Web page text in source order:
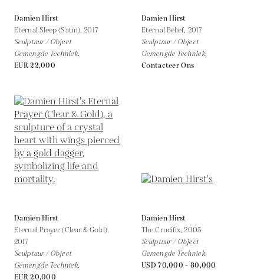
Damien Hirst
Eternal Sleep (Satin),2017
Sculptuur / Object
Gemengde Techniek.
EUR 22,000
Damien Hirst
Eternal Belief, 2017
Sculptuur / Object
Gemengde Techniek.
Contacteer Ons
Damien Hirst
Eternal Prayer (Clear & Gold),
2017
Sculptuur / Object
Gemengde Techniek.
EUR 20,000
Damien Hirst
The Crucifix,2005
Sculptuur / Object
Gemengde Techniek.
USD 70,000 - 80,000